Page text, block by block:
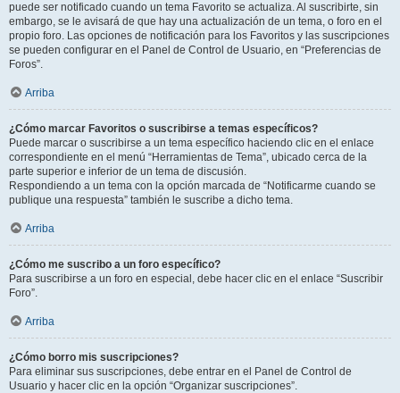
puede ser notificado cuando un tema Favorito se actualiza. Al suscribirte, sin
embargo, se le avisará de que hay una actualización de un tema, o foro en el
propio foro. Las opciones de notificación para los Favoritos y las suscripciones
se pueden configurar en el Panel de Control de Usuario, en “Preferencias de
Foros”.
Arriba
¿Cómo marcar Favoritos o suscribirse a temas específicos?
Puede marcar o suscribirse a un tema específico haciendo clic en el enlace
correspondiente en el menú “Herramientas de Tema”, ubicado cerca de la
parte superior e inferior de un tema de discusión.
Respondiendo a un tema con la opción marcada de “Notificarme cuando se
publique una respuesta” también le suscribe a dicho tema.
Arriba
¿Cómo me suscribo a un foro específico?
Para suscribirse a un foro en especial, debe hacer clic en el enlace “Suscribir
Foro”.
Arriba
¿Cómo borro mis suscripciones?
Para eliminar sus suscripciones, debe entrar en el Panel de Control de
Usuario y hacer clic en la opción “Organizar suscripciones”.